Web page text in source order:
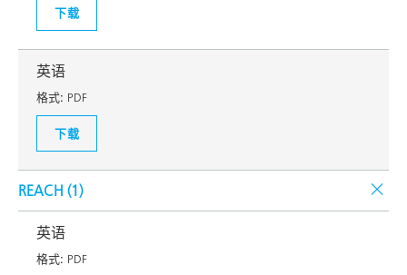
下载
英语
格式: PDF
下载
REACH (1)
英语
格式: PDF